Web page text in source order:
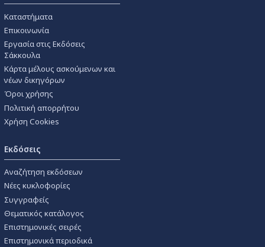
Καταστήματα
Επικοινωνία
Εργασία στις Εκδόσεις
Σάκκουλα
Κάρτα μέλους ασκούμενων και
νέων δικηγόρων
Όροι χρήσης
Πολιτική απορρήτου
Χρήση Cookies
Εκδόσεις
Αναζήτηση εκδόσεων
Νέες κυκλοφορίες
Συγγραφείς
Θεματικός κατάλογος
Επιστημονικές σειρές
Επιστημονικά περιοδικά